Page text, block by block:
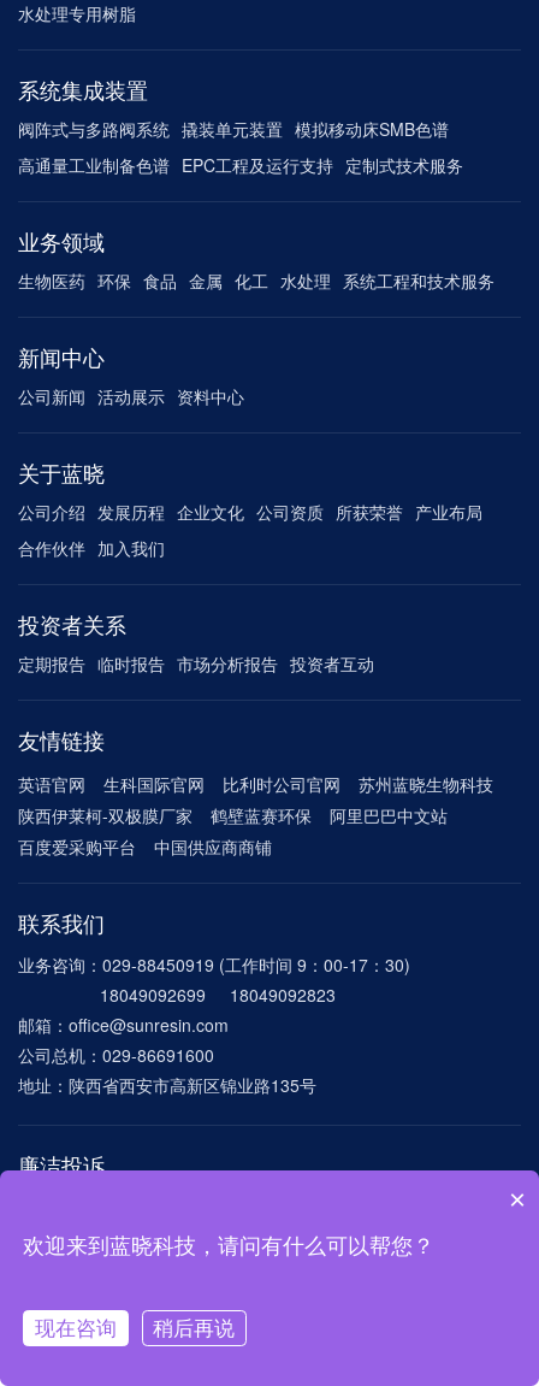
水处理专用树脂
系统集成装置
阀阵式与多路阀系统 撬装单元装置 模拟移动床SMB色谱
高通量工业制备色谱 EPC工程及运行支持 定制式技术服务
业务领域
生物医药 环保 食品 金属 化工 水处理 系统工程和技术服务
新闻中心
公司新闻 活动展示 资料中心
关于蓝晓
公司介绍 发展历程 企业文化 公司资质 所获荣誉 产业布局
合作伙伴 加入我们
投资者关系
定期报告 临时报告 市场分析报告 投资者互动
友情链接
英语官网 生科国际官网 比利时公司官网
苏州蓝晓生物科技
陕西伊莱柯-双极膜厂家
鹤壁蓝赛环保
阿里巴巴中文站
百度爱采购平台
中国供应商商铺
联系我们
业务咨询：029-88450919 (工作时间 9：00-17：30)
18049092699 18049092823
邮箱：office@sunresin.com
公司总机：029-86691600
地址：陕西省西安市高新区锦业路135号
廉洁投诉
邮箱： lxlianjie@sunresin.com mygang@sunresin.com
陕公网安备 61019002001017号
×
欢迎来到蓝晓科技，请问有什么可以帮您？
现在咨询
稍后再说
在线咨询
电话联系